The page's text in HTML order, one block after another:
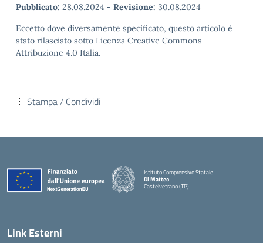
Pubblicato: 28.08.2024 - Revisione: 30.08.2024
Eccetto dove diversamente specificato, questo articolo è
stato rilasciato sotto Licenza Creative Commons
Attribuzione 4.0 Italia.
Stampa / Condividi
Istituto Comprensivo Statale
Di Matteo
Castelvetrano (TP)
Link Esterni